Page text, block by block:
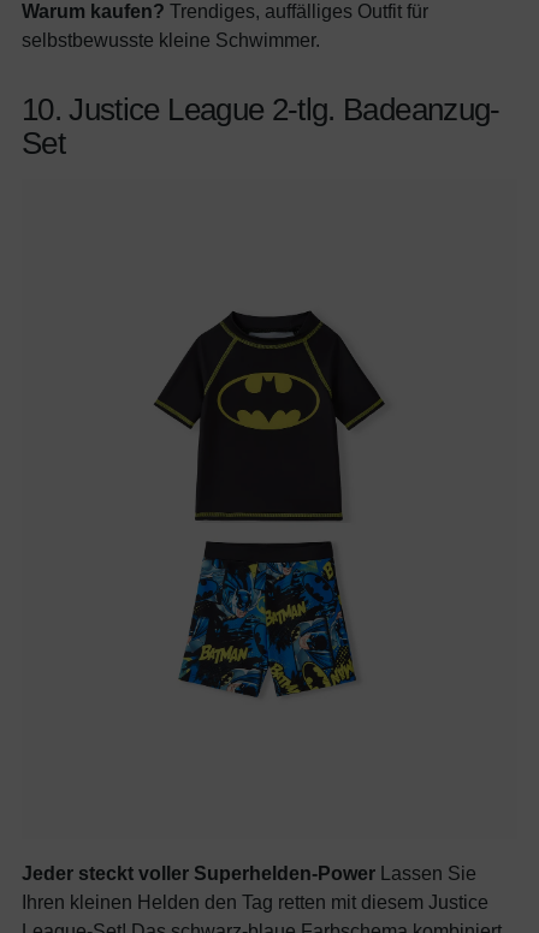
Warum kaufen? Trendiges, auffälliges Outfit für
selbstbewusste kleine Schwimmer.
10. Justice League 2-tlg. Badeanzug-
Set
Jeder steckt voller Superhelden-Power Lassen Sie
Ihren kleinen Helden den Tag retten mit diesem Justice